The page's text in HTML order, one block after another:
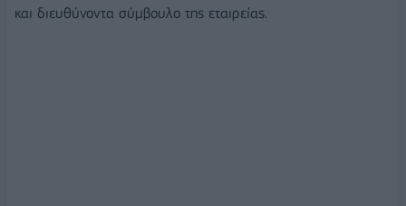
και διευθύνοντα σύμβουλο της εταιρείας.